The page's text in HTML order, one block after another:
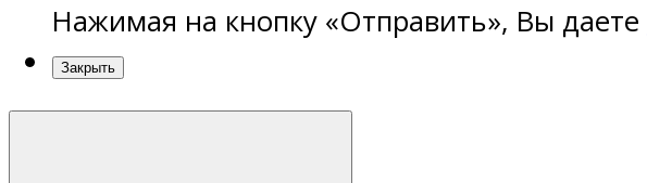
Нажимая на кнопку «Отправить», Вы даете
Закрыть